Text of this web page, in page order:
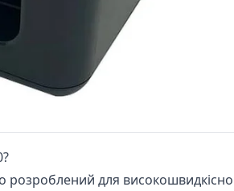
розроблений для